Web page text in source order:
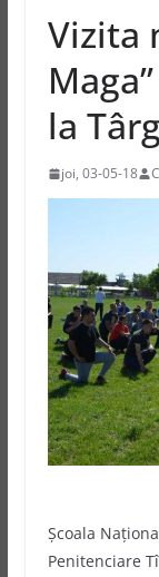
Vizita
la
joi, 03-05-18
Şcoala
Penitenciare